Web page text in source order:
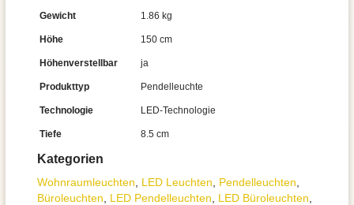
Kategorien
Wohnraum­leuchten LED Leuchten Pendel­leuchten
Büroleuchten
LED Pendelleuchten LED Büroleuchten
Gewicht 1.86 kg
Höhe 150 cm
Höhenverstellbar ja
Produkttyp Pendelleuchte
Technologie LED-Technologie
Tiefe 8.5 cm